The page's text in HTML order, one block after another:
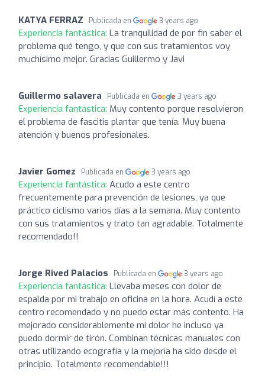
KATYA FERRAZ Publicada en 3 years ago
Experiencia fantástica: La tranquilidad de por fin saber el
problema qué tengo, y que con sus tratamientos voy
muchísimo mejor. Gracias Guillermo y Javi
Guillermo salavera Publicada en 3 years ago
Experiencia fantástica: Muy contento porque resolvieron
el problema de fascitis plantar que tenía. Muy buena
atención y buenos profesionales.
Javier Gomez Publicada en 3 years ago
Experiencia fantástica: Acudo a este centro
frecuentemente para prevención de lesiones, ya que
práctico ciclismo varios días a la semana. Muy contento
con sus tratamientos y trato tan agradable. Totalmente
recomendado!!
Jorge Rived Palacios Publicada en 3 years ago
Experiencia fantástica: Llevaba meses con dolor de
espalda por mi trabajo en oficina en la hora. Acudí a este
centro recomendado y no puedo estar más contento. Ha
mejorado considerablemente mi dolor he incluso ya
puedo dormir de tirón. Combinan técnicas manuales con
otras utilizando ecografía y la mejoría ha sido desde el
principio. Totalmente recomendable!!!